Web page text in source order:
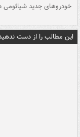
خودروهای جدید شیائومی در
این مطالب را از دست